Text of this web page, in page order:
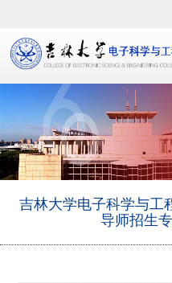
吉林大学电子科学与工
导师招生